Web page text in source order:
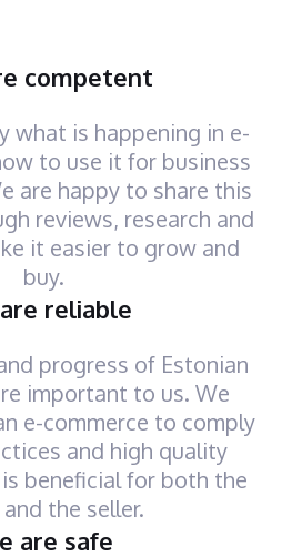
competent
what is happening in e-
to use it for business
are happy to share this
reviews, research and
it easier to grow and
buy.
reliable
progress of Estonian
important to us. We
e-commerce to comply
and high quality
beneficial for both the
the seller.
are safe